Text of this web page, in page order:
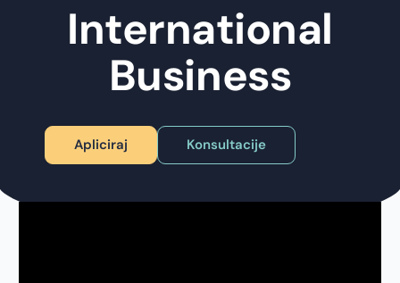
International
Business
Apliciraj Konsultacije